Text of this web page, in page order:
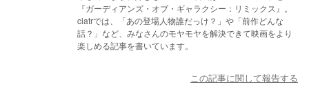
『ガーディアンズ・オブ・ギャラクシー：リミックス』。
ciatrでは、「あの登場人物誰だっけ？」や「前作どんな
話？」など、みなさんのモヤモヤを解決できて映画をより
楽しめる記事を書いています。
この記事に関して報告する